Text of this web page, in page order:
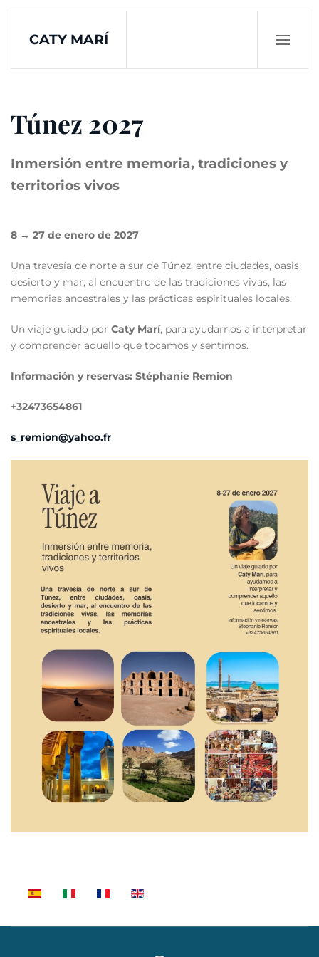
Skip to main content
CATY MARÍ
Túnez 2027
Inmersión entre memoria, tradiciones y
territorios vivos
8 → 27 de enero de 2027
Una travesía de norte a sur de Túnez, entre ciudades, oasis,
desierto y mar, al encuentro de las tradiciones vivas, las
memorias ancestrales y las prácticas espirituales locales.
Un viaje guiado por Caty Marí, para ayudarnos a interpretar
y comprender aquello que tocamos y sentimos.
Información y reservas: Stéphanie Remion
+32473654861
s_remion@yahoo.fr